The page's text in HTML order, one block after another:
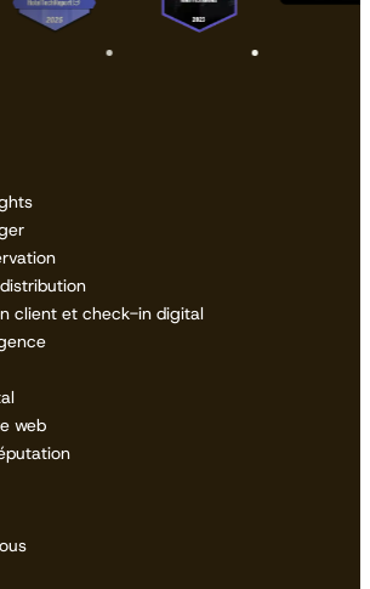
client et check-in digital
web